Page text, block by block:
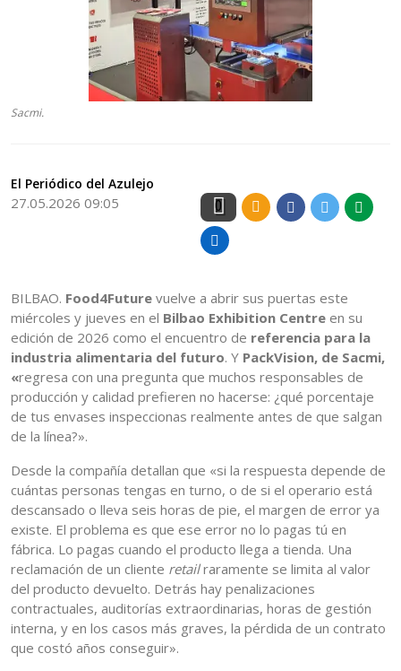
Sacmi.
El Periódico del Azulejo
27.05.2026 09:05 0
BILBAO. Food4Future vuelve a abrir sus puertas este
miércoles y jueves en el Bilbao Exhibition Centre en su
edición de 2026 como el encuentro de referencia para la
industria alimentaria del futuro. Y PackVision, de Sacmi,
«regresa con una pregunta que muchos responsables de
producción y calidad prefieren no hacerse: ¿qué porcentaje
de tus envases inspeccionas realmente antes de que salgan
de la línea?».
Desde la compañía detallan que «si la respuesta depende de
cuántas personas tengas en turno, o de si el operario está
descansado o lleva seis horas de pie, el margen de error ya
existe. El problema es que ese error no lo pagas tú en
fábrica. Lo pagas cuando el producto llega a tienda. Una
reclamación de un cliente retailraramente se limita al valor
del producto devuelto. Detrás hay penalizaciones
contractuales, auditorías extraordinarias, horas de gestión
interna, y en los casos más graves, la pérdida de un contrato
que costó años conseguir».